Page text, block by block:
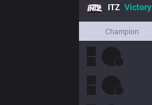
ITZ Victory
Champion